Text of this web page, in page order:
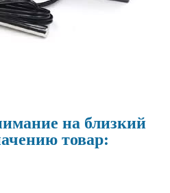
на близкий
товар: